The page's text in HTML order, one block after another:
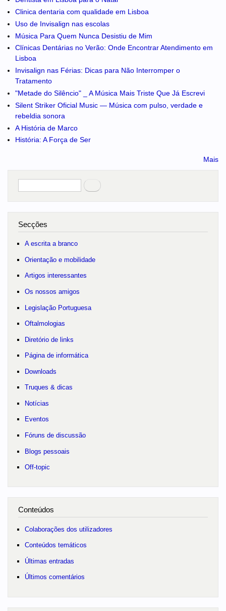
Clinica dentaria com qualidade em Lisboa
Uso de Invisalign nas escolas
Música Para Quem Nunca Desistiu de Mim
Clínicas Dentárias no Verão: Onde Encontrar Atendimento em
Lisboa
Invisalign nas Férias: Dicas para Não Interromper o
Tratamento
"Metade do Silêncio" _ A Música Mais Triste Que Já Escrevi
Silent Striker Oficial Music — Música com pulso, verdade e
rebeldia sonora
A História de Marco
História: A Força de Ser
Mais
Pesquisar
Secções
A escrita a branco
Orientação e mobilidade
Artigos interessantes
Os nossos amigos
Legislação Portuguesa
Oftalmologias
Diretório de links
Página de informática
Downloads
Truques & dicas
Notícias
Eventos
Fóruns de discussão
Blogs pessoais
Off-topic
Conteúdos
Colaborações dos utilizadores
Conteúdos temáticos
Últimas entradas
Últimos comentários